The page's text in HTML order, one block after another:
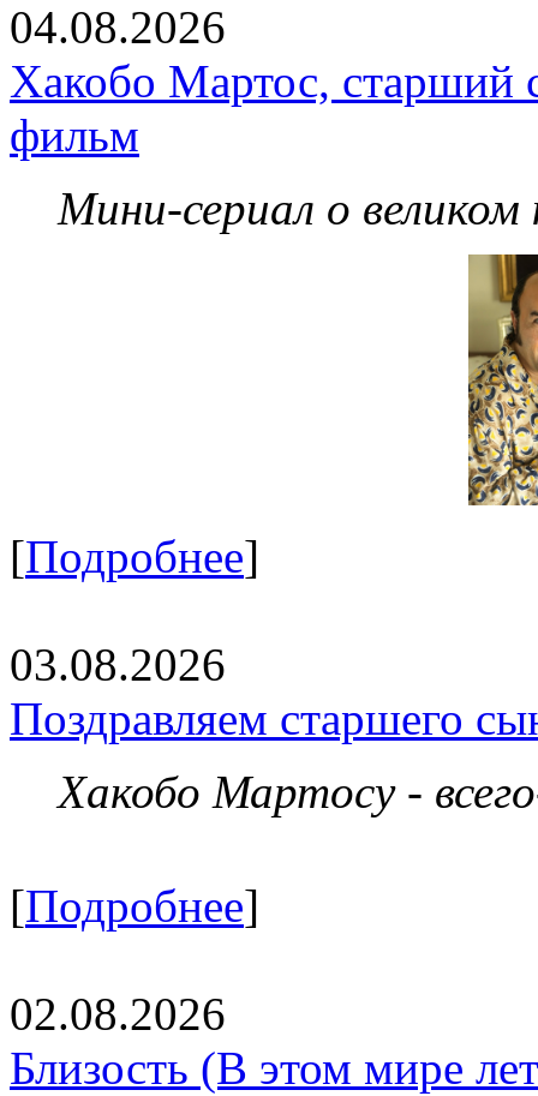
04.08.2026
Хакобо Мартос, старший
фильм
Мини-сериал о великом
[Подробнее]
03.08.2026
Поздравляем старшего
Хакобо Мартосу -
[Подробнее]
02.08.2026
Близость (В этом мире